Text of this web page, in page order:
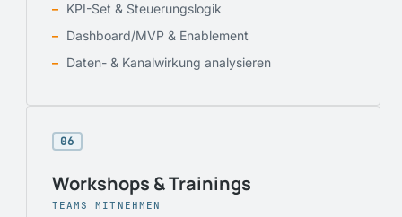
KPI-Set & Steuerungslogik
Dashboard/MVP & Enablement
Daten- & Kanalwirkung analysieren
06
Workshops & Trainings
TEAMS MITNEHMEN